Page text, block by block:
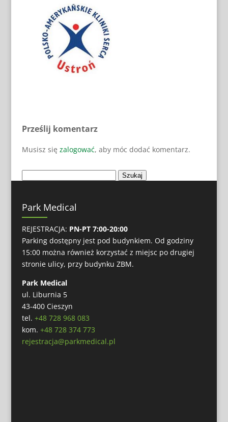
Prześlij komentarz
Musisz się zalogować, aby móc dodać komentarz.
Park Medical
REJESTRACJA: PN-PT 7:00-20:00
Parking dostępny jest pod budynkiem. Od godziny
15:00 można również korzystać z miejsc po drugiej
stronie ulicy, przy budynku ZBM.
Park Medical
ul. Liburnia 5
43-400 Cieszyn
tel. +48 728 968 083
kom. +48 728 374 773
rejestracja@parkmedical.pl